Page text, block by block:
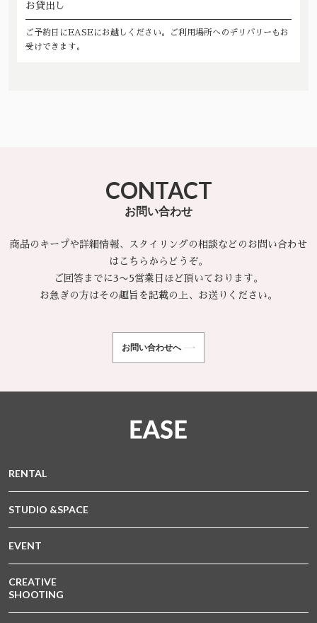
お貸出し
ご予約日にEASEにお越しください。ご利用場所へのデリバリーもお
受けできます。
CONTACT
お問い合わせ
商品のキープや詳細情報、スタイリングの相談などのお問い合わせ
はこちらからどうぞ。
ご回答までに3〜5営業日ほど頂いております。
お急ぎの方はその趣旨を記載の上、お送りください。
お問い合わせへ
RENTAL
STUDIO &SPACE
EVENT
CREATIVE
SHOOTING